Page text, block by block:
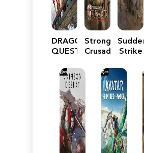
DRAGON
QUEST
Reimagined
Stronghold
Crusader:
Edition
Sudden
Strike